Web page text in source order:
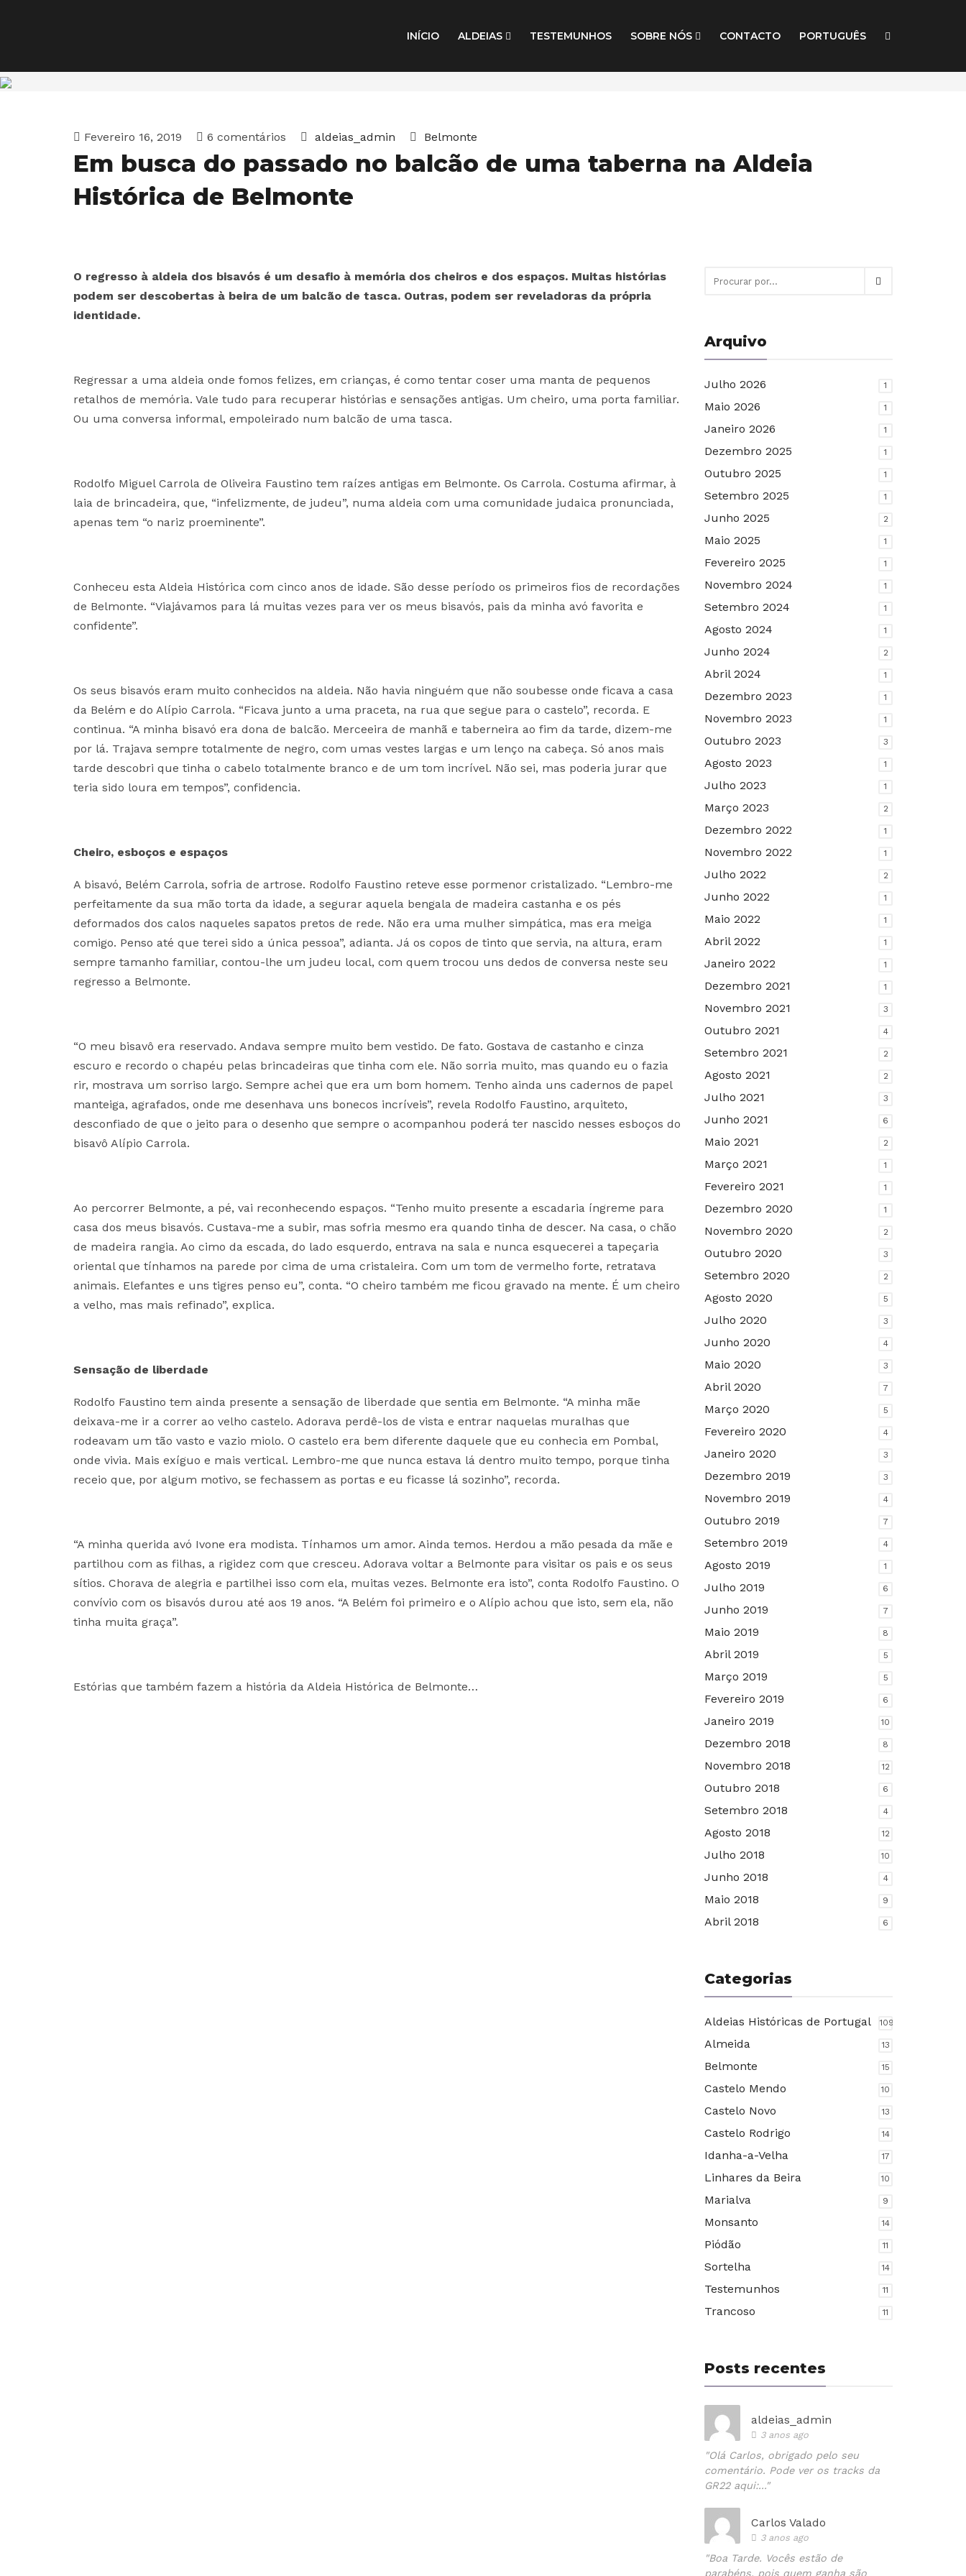
INÍCIO ALDEIAS TESTEMUNHOS SOBRE NÓS CONTACTO PORTUGUÊS
Fevereiro 16, 2019 6 comentários aldeias_admin Belmonte
Em busca do passado no balcão de uma taberna na Aldeia
Histórica de Belmonte
O regresso à aldeia dos bisavós é um desafio à memória dos cheiros e dos espaços. Muitas histórias
podem ser descobertas à beira de um balcão de tasca. Outras, podem ser reveladoras da própria
identidade.
Regressar a uma aldeia onde fomos felizes, em crianças, é como tentar coser uma manta de pequenos
retalhos de memória. Vale tudo para recuperar histórias e sensações antigas. Um cheiro, uma porta familiar.
Ou uma conversa informal, empoleirado num balcão de uma tasca.
Rodolfo Miguel Carrola de Oliveira Faustino tem raízes antigas em Belmonte. Os Carrola. Costuma afirmar, à
laia de brincadeira, que, “infelizmente, de judeu”, numa aldeia com uma comunidade judaica pronunciada,
apenas tem “o nariz proeminente”.
Conheceu esta Aldeia Histórica com cinco anos de idade. São desse período os primeiros fios de recordações
de Belmonte. “Viajávamos para lá muitas vezes para ver os meus bisavós, pais da minha avó favorita e
confidente”.
Os seus bisavós eram muito conhecidos na aldeia. Não havia ninguém que não soubesse onde ficava a casa
da Belém e do Alípio Carrola. “Ficava junto a uma praceta, na rua que segue para o castelo”, recorda. E
continua. “A minha bisavó era dona de balcão. Merceeira de manhã e taberneira ao fim da tarde, dizem-me
por lá. Trajava sempre totalmente de negro, com umas vestes largas e um lenço na cabeça. Só anos mais
tarde descobri que tinha o cabelo totalmente branco e de um tom incrível. Não sei, mas poderia jurar que
teria sido loura em tempos”, confidencia.
Cheiro, esboços e espaços
A bisavó, Belém Carrola, sofria de artrose. Rodolfo Faustino reteve esse pormenor cristalizado. “Lembro-me
perfeitamente da sua mão torta da idade, a segurar aquela bengala de madeira castanha e os pés
deformados dos calos naqueles sapatos pretos de rede. Não era uma mulher simpática, mas era meiga
comigo. Penso até que terei sido a única pessoa”, adianta. Já os copos de tinto que servia, na altura, eram
sempre tamanho familiar, contou-lhe um judeu local, com quem trocou uns dedos de conversa neste seu
regresso a Belmonte.
“O meu bisavô era reservado. Andava sempre muito bem vestido. De fato. Gostava de castanho e cinza
escuro e recordo o chapéu pelas brincadeiras que tinha com ele. Não sorria muito, mas quando eu o fazia
rir, mostrava um sorriso largo. Sempre achei que era um bom homem. Tenho ainda uns cadernos de papel
manteiga, agrafados, onde me desenhava uns bonecos incríveis”, revela Rodolfo Faustino, arquiteto,
desconfiado de que o jeito para o desenho que sempre o acompanhou poderá ter nascido nesses esboços do
bisavô Alípio Carrola.
Ao percorrer Belmonte, a pé, vai reconhecendo espaços. “Tenho muito presente a escadaria íngreme para
casa dos meus bisavós. Custava-me a subir, mas sofria mesmo era quando tinha de descer. Na casa, o chão
de madeira rangia. Ao cimo da escada, do lado esquerdo, entrava na sala e nunca esquecerei a tapeçaria
oriental que tínhamos na parede por cima de uma cristaleira. Com um tom de vermelho forte, retratava
animais. Elefantes e uns tigres penso eu”, conta. “O cheiro também me ficou gravado na mente. É um cheiro
a velho, mas mais refinado”, explica.
Sensação de liberdade
Rodolfo Faustino tem ainda presente a sensação de liberdade que sentia em Belmonte. “A minha mãe
deixava-me ir a correr ao velho castelo. Adorava perdê-los de vista e entrar naquelas muralhas que
rodeavam um tão vasto e vazio miolo. O castelo era bem diferente daquele que eu conhecia em Pombal,
onde vivia. Mais exíguo e mais vertical. Lembro-me que nunca estava lá dentro muito tempo, porque tinha
receio que, por algum motivo, se fechassem as portas e eu ficasse lá sozinho”, recorda.
“A minha querida avó Ivone era modista. Tínhamos um amor. Ainda temos. Herdou a mão pesada da mãe e
partilhou com as filhas, a rigidez com que cresceu. Adorava voltar a Belmonte para visitar os pais e os seus
sítios. Chorava de alegria e partilhei isso com ela, muitas vezes. Belmonte era isto”, conta Rodolfo Faustino. O
convívio com os bisavós durou até aos 19 anos. “A Belém foi primeiro e o Alípio achou que isto, sem ela, não
tinha muita graça”.
Estórias que também fazem a história da Aldeia Histórica de Belmonte…
Arquivo
Julho 2026 1
Maio 2026 1
Janeiro 2026 1
Dezembro 2025 1
Outubro 2025 1
Setembro 2025 1
Junho 2025 2
Maio 2025 1
Fevereiro 2025 1
Novembro 2024 1
Setembro 2024 1
Agosto 2024 1
Junho 2024 2
Abril 2024 1
Dezembro 2023 1
Novembro 2023 1
Outubro 2023 3
Agosto 2023 1
Julho 2023 1
Março 2023 2
Dezembro 2022 1
Novembro 2022 1
Julho 2022 2
Junho 2022 1
Maio 2022 1
Abril 2022 1
Janeiro 2022 1
Dezembro 2021 1
Novembro 2021 3
Outubro 2021 4
Setembro 2021 2
Agosto 2021 2
Julho 2021 3
Junho 2021 6
Maio 2021 2
Março 2021 1
Fevereiro 2021 1
Dezembro 2020 1
Novembro 2020 2
Outubro 2020 3
Setembro 2020 2
Agosto 2020 5
Julho 2020 3
Junho 2020 4
Maio 2020 3
Abril 2020 7
Março 2020 5
Fevereiro 2020 4
Janeiro 2020 3
Dezembro 2019 3
Novembro 2019 4
Outubro 2019 7
Setembro 2019 4
Agosto 2019 1
Julho 2019 6
Junho 2019 7
Maio 2019 8
Abril 2019 5
Março 2019 5
Fevereiro 2019 6
Janeiro 2019 10
Dezembro 2018 8
Novembro 2018 12
Outubro 2018 6
Setembro 2018 4
Agosto 2018 12
Julho 2018 10
Junho 2018 4
Maio 2018 9
Abril 2018 6
Categorias
Aldeias Históricas de Portugal 109
Almeida 13
Belmonte 15
Castelo Mendo 10
Castelo Novo 13
Castelo Rodrigo 14
Idanha-a-Velha 17
Linhares da Beira 10
Marialva 9
Monsanto 14
Piódão 11
Sortelha 14
Testemunhos 11
Trancoso 11
Posts recentes
aldeias_admin
3 anos ago
"Olá Carlos, obrigado pelo seu
comentário. Pode ver os tracks da
GR22 aqui:..."
Carlos Valado
3 anos ago
"Boa Tarde. Vocês estão de
parabéns, pois quem ganha são